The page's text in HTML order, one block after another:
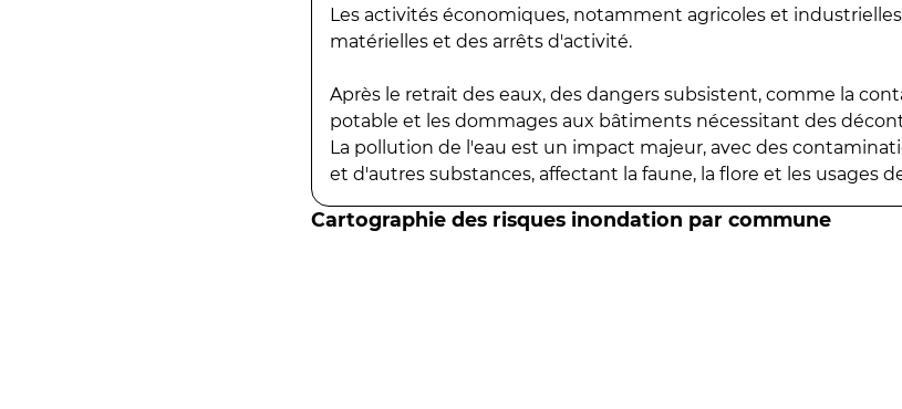
Les activités économiques, notamment agricoles et
matérielles et des arrêts d'activité.
Après le retrait des eaux, des dangers subsistent, comme la
potable et les dommages aux bâtiments nécessitant des
La pollution de l'eau est un impact majeur, avec des
et d'autres substances, affectant la faune, la flore et les usages
Cartographie des risques inondation par commune